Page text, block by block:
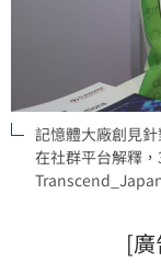
記憶體大廠創見
在社群平台解釋
Transcend_Japan
[